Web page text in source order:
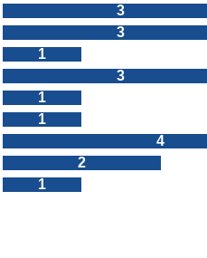
3
3
1
3
1
1
4
2
1